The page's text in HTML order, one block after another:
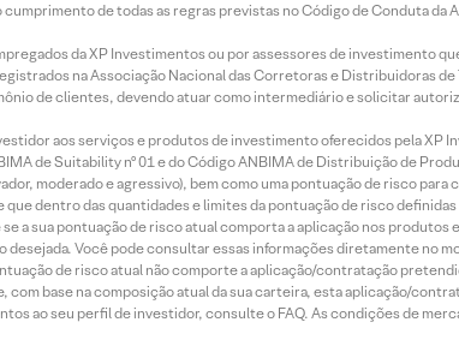
de todas as regras previstas no Código de Conduta
da XP Investimentos ou por assessores de investimento
na Associação Nacional das Corretoras e Distribuidoras
de clientes, devendo atuar como intermediário e solicitar
aos serviços e produtos de investimento oferecidos pela
de Suitability nº 01 e do Código ANBIMA de Distribuição de
moderado e agressivo), bem como uma pontuação de risco
dentro das quantidades e limites da pontuação de risco
a sua pontuação de risco atual comporta a aplicação nos
Você pode consultar essas informações diretamente no
de risco atual não comporte a aplicação/contratação
base na composição atual da sua carteira, esta aplicação/
ao seu perfil de investidor, consulte o FAQ. As condições de